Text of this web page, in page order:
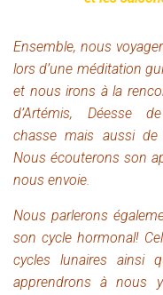
Ensemble, nous
lors d’une méditation
et nous irons à la
d’Artémis, Déesse
chasse mais aussi de
Nous écouterons son
nous envoie.
Nous parlerons
son cycle hormonal!
cycles lunaires ainsi
apprendrons à nous